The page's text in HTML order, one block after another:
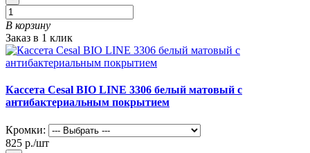
В корзину
Заказ в 1 клик
Кассета Cesal BIO LINE 3306 белый матовый с
антибактериальным покрытием
Кромки:
825 р./шт